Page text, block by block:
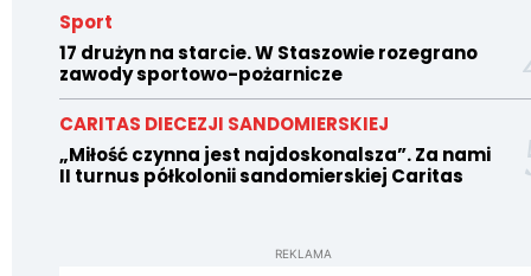
Sport
17 drużyn na starcie. W Staszowie rozegrano
zawody sportowo-pożarnicze
CARITAS DIECEZJI SANDOMIERSKIEJ
„Miłość czynna jest najdoskonalsza”. Za nami
II turnus półkolonii sandomierskiej Caritas
REKLAMA